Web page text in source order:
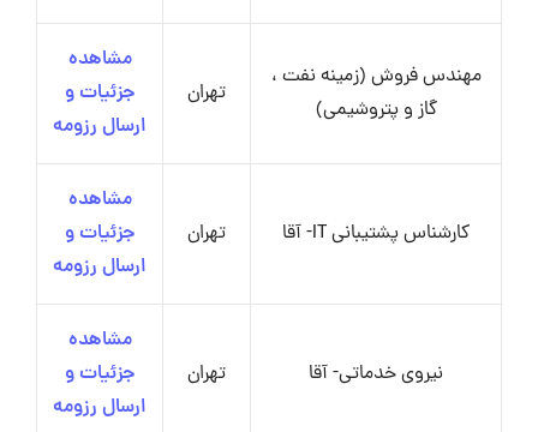
مهندس فروش (زمینه نفت ،
گاز و پتروشیمی)
تهران
مشاهده
جزئیات و
ارسال رزومه
کارشناس پشتیبانی IT- آقا تهران
مشاهده
جزئیات و
ارسال رزومه
نیروی خدماتی- آقا تهران
مشاهده
جزئیات و
ارسال رزومه